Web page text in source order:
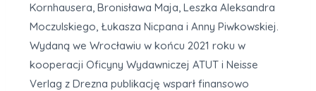
Kornhausera, Bronisława Maja, Leszka Aleksandra
Moczulskiego, Łukasza Nicpana i Anny Piwkowskiej.
Wydaną we Wrocławiu w końcu 2021 roku w
kooperacji Oficyny Wydawniczej ATUT i Neisse
Verlag z Drezna publikację wsparł finansowo